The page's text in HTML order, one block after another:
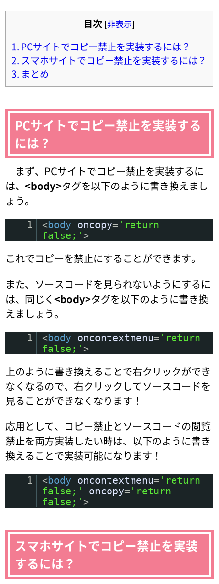
目次 [非表示]
1. PCサイトでコピー禁止を実装するには？
2. スマホサイトでコピー禁止を実装するには？
3. まとめ
PCサイトでコピー禁止を実装する
には？
まず、PCサイトでコピー禁止を実装するに
は、<body>タグを以下のように書き換えまし
ょう。
1 <body oncopy= 'return
false;' >
これでコピーを禁止にすることができます。
また、ソースコードを見られないようにするに
は、同じく<body>タグを以下のように書き換
えましょう。
1 <body oncontextmenu= 'return
false;' >
上のように書き換えることで右クリックができ
なくなるので、右クリックしてソースコードを
見ることができなくなります！
応用として、コピー禁止とソースコードの閲覧
禁止を両方実装したい時は、以下のように書き
換えることで実装可能になります！
1 <body oncontextmenu= 'return
false;'
oncopy= 'return
false;' >
スマホサイトでコピー禁止を実装
するには？